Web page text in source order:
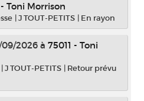
- Toni Morrison
|J TOUT-PETITS | En rayon
2026 à 75011 - Toni
|J TOUT-PETITS | Retour prévu